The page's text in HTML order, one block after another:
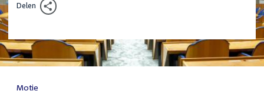
Delen
Motie